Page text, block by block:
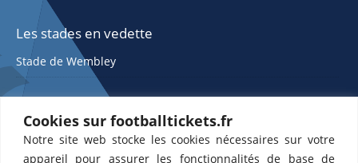
Cookies sur footballtickets.fr
Notre site web stocke les cookies nécessaires sur votre
appareil pour assurer les fonctionnalités de base de
Les stades en vedette
Stade de Wembley